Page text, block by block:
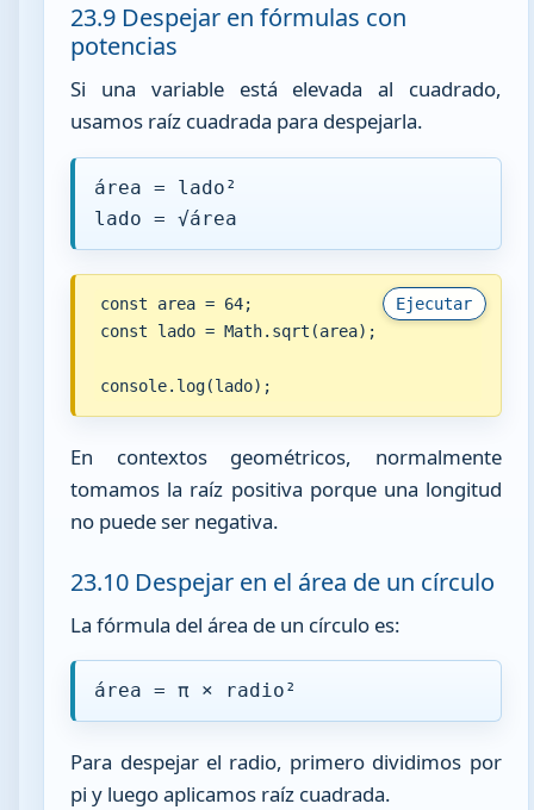
23.9 Despejar en fórmulas con
potencias
Si una variable está elevada al cuadrado,
usamos raíz cuadrada para despejarla.
área = lado²
lado = √área
Ejecutar
const area = 64;
const lado = Math.sqrt(area);
console.log(lado);
En contextos geométricos, normalmente
tomamos la raíz positiva porque una longitud
no puede ser negativa.
23.10 Despejar en el área de un círculo
La fórmula del área de un círculo es:
área = π × radio²
Para despejar el radio, primero dividimos por
pi y luego aplicamos raíz cuadrada.